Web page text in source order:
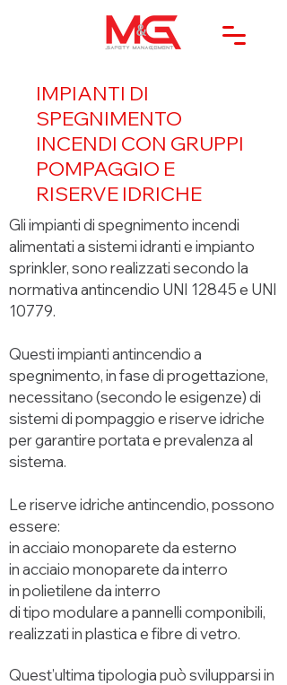
IMPIANTI DI
SPEGNIMENTO
INCENDI CON GRUPPI
POMPAGGIO E
RISERVE IDRICHE
Gli impianti di spegnimento incendi
alimentati a sistemi idranti e impianto
sprinkler, sono realizzati secondo la
normativa antincendio UNI 12845 e UNI
10779.
Questi impianti antincendio a
spegnimento, in fase di progettazione,
necessitano (secondo le esigenze) di
sistemi di pompaggio e riserve idriche
per garantire portata e prevalenza al
sistema.
Le riserve idriche antincendio, possono
essere:
in acciaio monoparete da esterno
in acciaio monoparete da interro
in polietilene da interro
di tipo modulare a pannelli componibili,
realizzati in plastica e fibre di vetro.
Quest’ultima tipologia può svilupparsi in